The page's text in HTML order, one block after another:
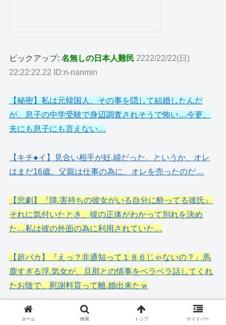
ピックアップ:名無しの日本人難民 2222/22/22(日)
22:22:22.22 ID:n-nanmin
【秘密】私は元韓国人。その事を隠して結婚したんだ
が、息子の中学受験で身辺調査されそうで怖い…今更、
夫にも息子にも言えない…
【キチ●イ】見合い相手が妊.婦だった。というか、オレ
はまだ16歳。父親は仕事の為に、オレを売ったのだ…
【悲劇】『障.害持ちの彼女がいる自分に酔ってる彼氏』
それに気付いたとき、彼の正体がわかって別れを決め
た…私は彼の外面の為に利用されていた…
【超バカ】『えっ？非通知って１８６じゃないの？』馬
鹿すぎる浮.気女が、旦那との情事をベラベラ話してくれ
たお陰で、慰謝料貰って離.婚出来たｗ
【まさか…】謎のヤンキーが 『娘さんと結婚したい！』
ホーム 検索 トップ サイドバー